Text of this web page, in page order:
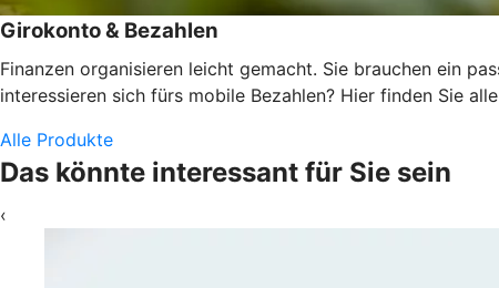
Girokonto & Bezahlen
Finanzen organisieren leicht gemacht. Sie brauchen ein
interessieren sich fürs mobile Bezahlen? Hier finden Sie
Alle Produkte
Das könnte interessant für Sie sein
‹